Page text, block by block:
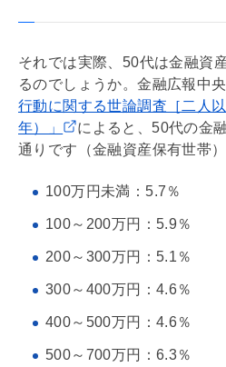
それでは実際、50代は金融資
るのでしょうか。金融広報中
行動に関する世論調査［二人
年）」
によると、50代の金
通りです（金融資産保有世帯）
100万円未満：5.7％
100～200万円：5.9％
200～300万円：5.1％
300～400万円：4.6％
400～500万円：4.6％
500～700万円：6.3％